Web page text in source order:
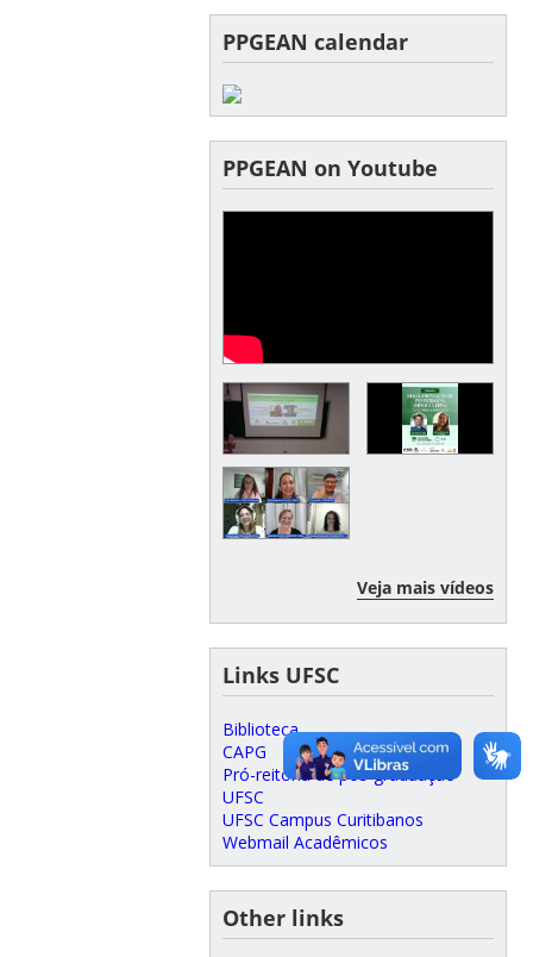
PPGEAN calendar
PPGEAN on Youtube
Veja mais vídeos
Links UFSC
Biblioteca
CAPG
Pró-reitoria de pós-graduação
UFSC
UFSC Campus Curitibanos
Webmail Acadêmicos
Other links